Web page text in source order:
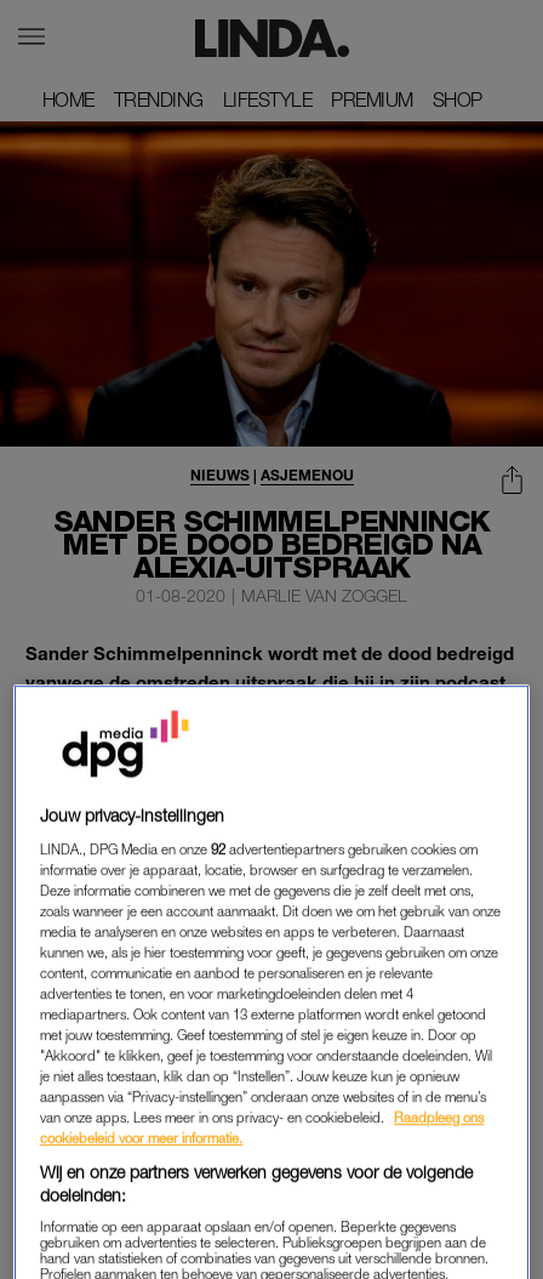
HOME
HOME TRENDING
TRENDING LIFESTYLE
LIFESTYLE PREMIUM
PREMIUM SHOP
SHOP
SANDER SCHIMMELPENNINCK
MET DE DOOD BEDREIGD NA
ALEXIA-UITSPRAAK
NIEUWS| ASJEMENOU
01-08-2020 | MARLIE VAN ZOGGEL
Sander Schimmelpenninck wordt met de dood bedreigd
vanwege de omstreden uitspraak die hij in zijn podcast
deed over prinses Alexia.
Dat laat de presentator van ‘Op1’ weten via Twitter.
SANDER SCHIMMELPENNINCK
‘Voicemail vol doodsbedreigingen, mails naar mijn vriendin
met als boodschap dat ik een pedofiel ben; de even smerige
als voorspelbare lastercampagnes van Forumrechts en hun
mediaportaaltjes wennen nooit”, tweet Schimmelpenninck.
De journalist en ondernemer kwam deze week onder vuur te
liggen omdat hij in zijn podcast ‘de Zelfspodcast‘ prinses
Alexia “de lekkerste”van de drie dochters van koning Willem-
Alexandernoemde.
Voicemail vol doodsbedreigingen, mails naar mijn
vriendin met als boodschap dat ik een pedofiel
ben; de even smerige als voorspelbare
lastercampagnes van Forumrechts en hun
Jouw privacy-instellingen
LINDA., DPG Media en onze92 advertentiepartners gebruiken cookies om
informatie over je apparaat, locatie, browser en surfgedrag te verzamelen.
Deze informatie combineren we met de gegevens die je zelf deelt met ons,
zoals wanneer je een account aanmaakt. Dit doen we om het gebruik van onze
media te analyseren en onze websites en apps te verbeteren. Daarnaast
kunnen we, als je hier toestemming voor geeft, je gegevens gebruiken om onze
content, communicatie en aanbod te personaliseren en je relevante
advertenties te tonen, en voor marketingdoeleinden delen met 4
mediapartners. Ook content van 13 externe platformen wordt enkel getoond
met jouw toestemming. Geef toestemming of stel je eigen keuze in. Door op
"Akkoord" te klikken, geef je toestemming voor onderstaande doeleinden. Wil
je niet alles toestaan, klik dan op “Instellen”. Jouw keuze kun je opnieuw
aanpassen via “Privacy-instellingen” onderaan onze websites of in de menu’s
van onze apps. Lees meer in ons privacy- en cookiebeleid.
Raadpleeg ons
cookiebeleid voor meer informatie.
Wij en onze partners verwerken gegevens voor de volgende
doeleinden:
Informatie op een apparaat opslaan en/of openen. Beperkte gegevens
gebruiken om advertenties te selecteren. Publieksgroepen begrijpen aan de
hand van statistieken of combinaties van gegevens uit verschillende bronnen.
Profielen aanmaken ten behoeve van gepersonaliseerde advertenties.